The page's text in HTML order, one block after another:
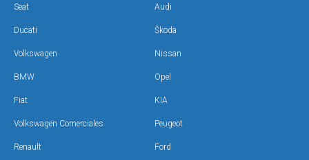
Seat Audi
Ducati Škoda
Volkswagen Nissan
BMW Opel
Fiat KIA
Volkswagen Comerciales Peugeot
Renault Ford